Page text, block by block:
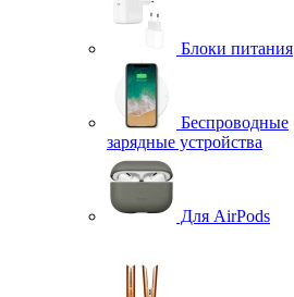
Блоки питания
Беспроводные
зарядные устройства
Для AirPods